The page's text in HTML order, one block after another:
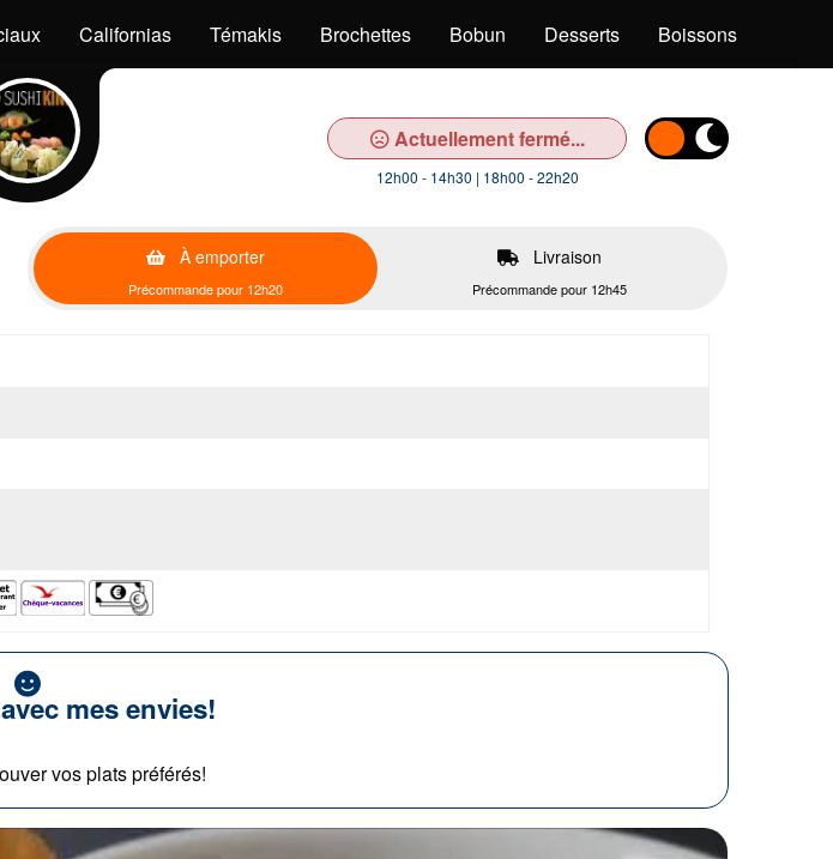
Californias Témakis Brochettes Bobun Desserts Boissons
Actuellement fermé...
12h00 - 14h30 | 18h00 - 22h20
À emporter
Précommande pour 12h20
Livraison
Précommande pour 12h45
mes envies!
vos plats préférés!